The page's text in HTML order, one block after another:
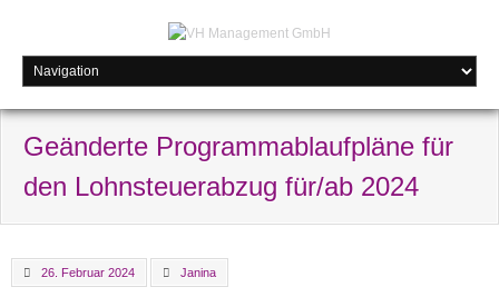
Geänderte Programmablaufpläne für
den Lohnsteuerabzug für/ab 2024
26. Februar 2024 Janina